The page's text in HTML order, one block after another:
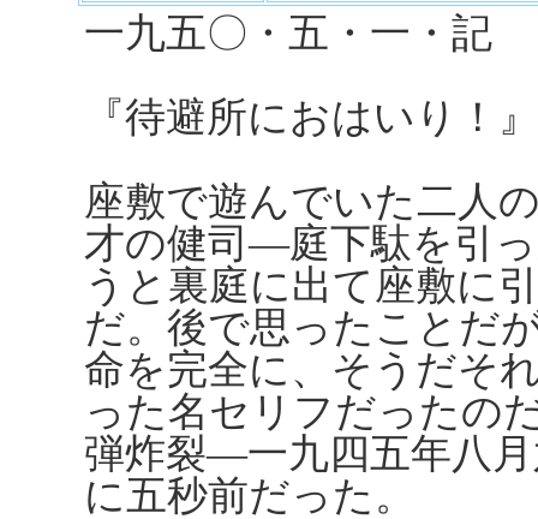
一九五〇・五・一・記
『待避所におはいり！』
座敷で遊んでいた二人
才の健司―庭下駄を引
うと裏庭に出て座敷に
だ。後で思ったことだ
命を完全に、そうだそ
った名セリフだったの
弾炸裂―一九四五年八
に五秒前だった。